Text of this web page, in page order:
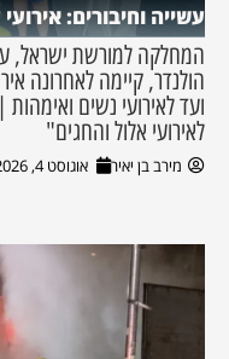
עשייה וחיבורים:
המחלקה למורשת ישראל,
הולנדר, קיימה לאחרונה
ועד לאירועי נשים
לאירועי אלול והחגים"
מירב בן יאיר אוגוסט 4, 2026